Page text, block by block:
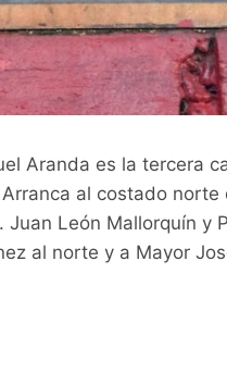
Aranda es la tercera
al costado norte
León Mallorquín y
al norte y a Mayor